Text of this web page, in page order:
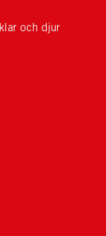
och djur